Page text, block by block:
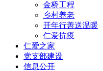
金桥工程
乡村养老
开年行善送温暖
仁爱抗疫
仁爱之家
党支部建设
信息公开